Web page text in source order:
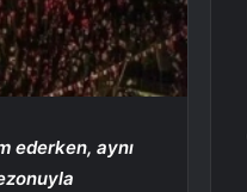
ederken, aynı